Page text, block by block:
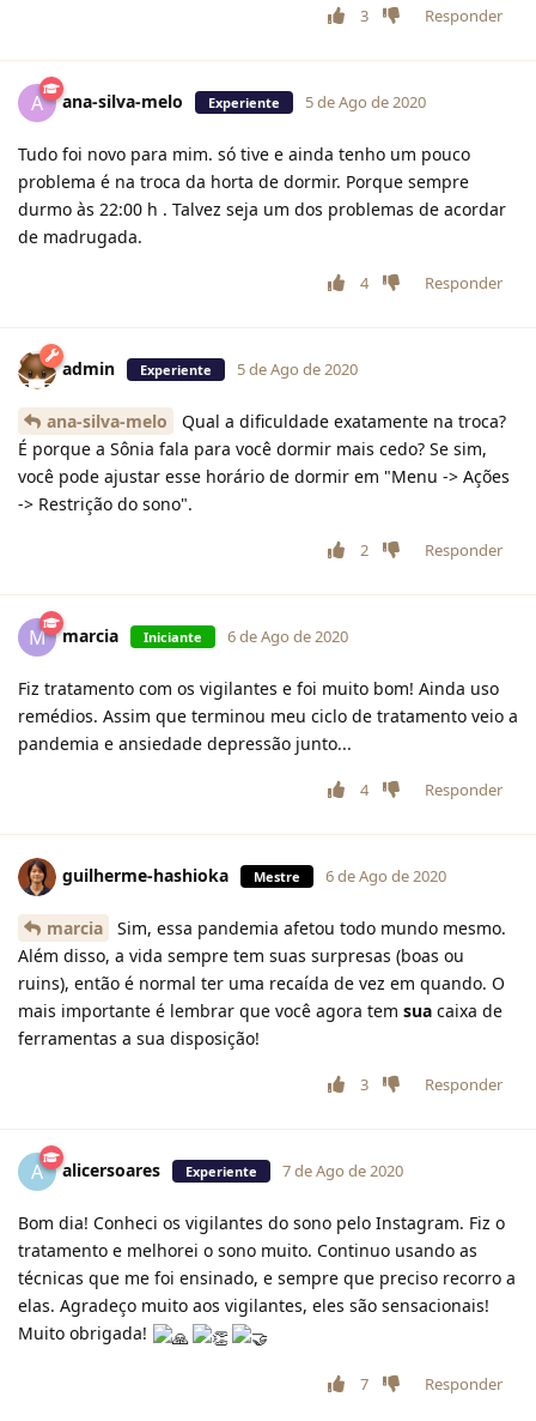
3 Responder
A ana-silva-melo Experiente 5 de Ago de 2020
Tudo foi novo para mim. só tive e ainda tenho um pouco
problema é na troca da horta de dormir. Porque sempre
durmo às 22:00 h . Talvez seja um dos problemas de acordar
de madrugada.
4 Responder
admin Experiente 5 de Ago de 2020
ana-silva-melo
Qual a dificuldade exatamente na troca?
É porque a Sônia fala para você dormir mais cedo? Se sim,
você pode ajustar esse horário de dormir em "Menu -> Ações
-> Restrição do sono".
2 Responder
M marcia Iniciante 6 de Ago de 2020
Fiz tratamento com os vigilantes e foi muito bom! Ainda uso
remédios. Assim que terminou meu ciclo de tratamento veio a
pandemia e ansiedade depressão junto...
4 Responder
guilherme-hashioka Mestre 6 de Ago de 2020
marcia
Sim, essa pandemia afetou todo mundo mesmo.
Além disso, a vida sempre tem suas surpresas (boas ou
ruins), então é normal ter uma recaída de vez em quando. O
mais importante é lembrar que você agora tem sua caixa de
ferramentas a sua disposição!
3 Responder
A alicersoares Experiente 7 de Ago de 2020
Bom dia! Conheci os vigilantes do sono pelo Instagram. Fiz o
tratamento e melhorei o sono muito. Continuo usando as
técnicas que me foi ensinado, e sempre que preciso recorro a
elas. Agradeço muito aos vigilantes, eles são sensacionais!
Muito obrigada!
7 Responder